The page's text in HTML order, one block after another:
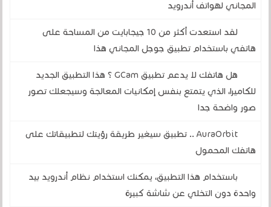
المجاني لهواتف أندرويد
لقد استعدت أكثر من 10 جيجابايت من المساحة على
هاتفي باستخدام تطبيق جوجل المجاني هذا
هل هاتفك لا يدعم تطبيق GCam ؟ هذا التطبيق الجديد
للكاميرا، الذي يتمتع بنفس إمكانيات المعالجة وسيجعلك تصور
صور واضحة جدا
AuraOrbit .. تطبيق سيغير طريقة رؤيتك لتطبيقاتك على
هاتفك المحمول
باستخدام هذا التطبيق، يمكنك استخدام نظام أندرويد بيد
واحدة دون التخلي عن شاشة كبيرة